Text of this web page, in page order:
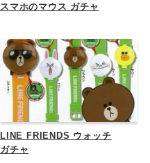
スマホのマウス ガチャ
LINE FRIENDS ウォッチ
ガチャ